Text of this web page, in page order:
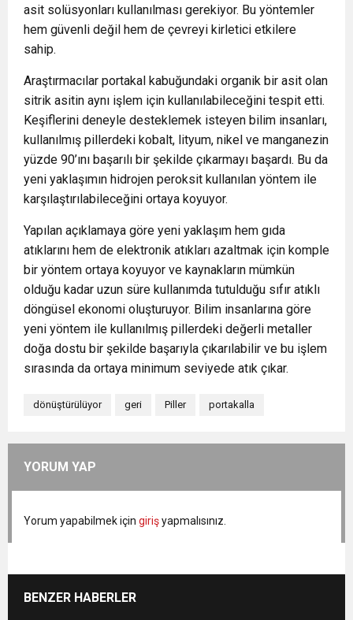
asit solüsyonları kullanılması gerekiyor. Bu yöntemler
hem güvenli değil hem de çevreyi kirletici etkilere
sahip.
Araştırmacılar portakal kabuğundaki organik bir asit olan
sitrik asitin aynı işlem için kullanılabileceğini tespit etti.
Keşiflerini deneyle desteklemek isteyen bilim insanları,
kullanılmış pillerdeki kobalt, lityum, nikel ve manganezin
yüzde 90’ını başarılı bir şekilde çıkarmayı başardı. Bu da
yeni yaklaşımın hidrojen peroksit kullanılan yöntem ile
karşılaştırılabileceğini ortaya koyuyor.
Yapılan açıklamaya göre yeni yaklaşım hem gıda
atıklarını hem de elektronik atıkları azaltmak için komple
bir yöntem ortaya koyuyor ve kaynakların mümkün
olduğu kadar uzun süre kullanımda tutulduğu sıfır atıklı
döngüsel ekonomi oluşturuyor. Bilim insanlarına göre
yeni yöntem ile kullanılmış pillerdeki değerli metaller
doğa dostu bir şekilde başarıyla çıkarılabilir ve bu işlem
sırasında da ortaya minimum seviyede atık çıkar.
dönüştürülüyor geri Piller portakalla
YORUM YAP
Yorum yapabilmek için girişyapmalısınız.
BENZER HABERLER